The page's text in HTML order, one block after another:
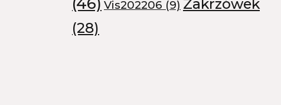
Vis202206 (9) Zakrzówek
(28)